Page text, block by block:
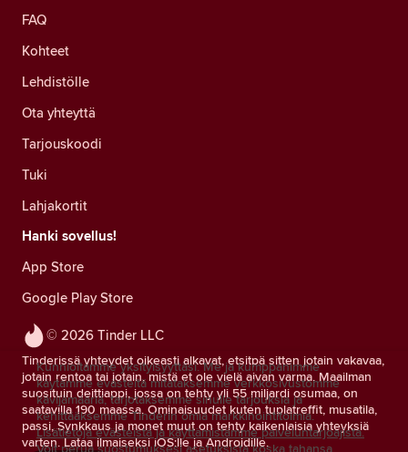
© 2026 Tinder LLC
Tinderissä yhteydet oikeasti alkavat, etsitpä sitten jotain vakavaa,
jotain rentoa tai jotain, mistä et ole vielä aivan varma. Maailman
suosituin deittiappi, jossa on tehty yli 55 miljardi osumaa, on
saatavilla 190 maassa. Ominaisuudet kuten tuplatreffit, musatila,
passi, Synkkaus ja monet muut on tehty kaikenlaisia yhteyksiä
varten. Lataa ilmaiseksi iOS:lle ja Androidille.
FAQ
Kohteet
Lehdistölle
Ota yhteyttä
Tarjouskoodi
Tuki
Lahjakortit
Hanki sovellus!
App Store
Google Play Store
Kunnioitamme yksityisyyttäsi. Me ja kumppanimme
käytämme evästeitä mitataksemme verkkosivustomme
kävijämääriä, tarjotaksemme sinulle tarjouksia ja
kehittääksemme Tinderin omia markkinointitoimia.
Lisätietoja evästeistä ja käyttämistämme palveluntarjoajista.
Voit perua suostumuksesi asetuksista koska tahansa.